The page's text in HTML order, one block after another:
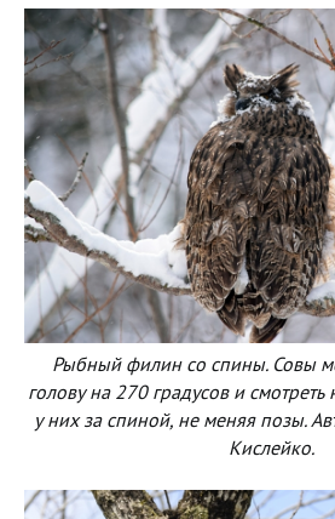
Рыбный филин со спины. Совы
голову на 270 градусов и смотреть
у них за спиной, не меняя позы.
Кислейко.